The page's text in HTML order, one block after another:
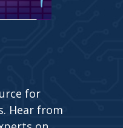
for
Hear from